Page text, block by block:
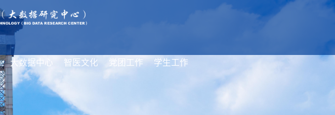
大数据中心 智医文化 党团工作 学生工作